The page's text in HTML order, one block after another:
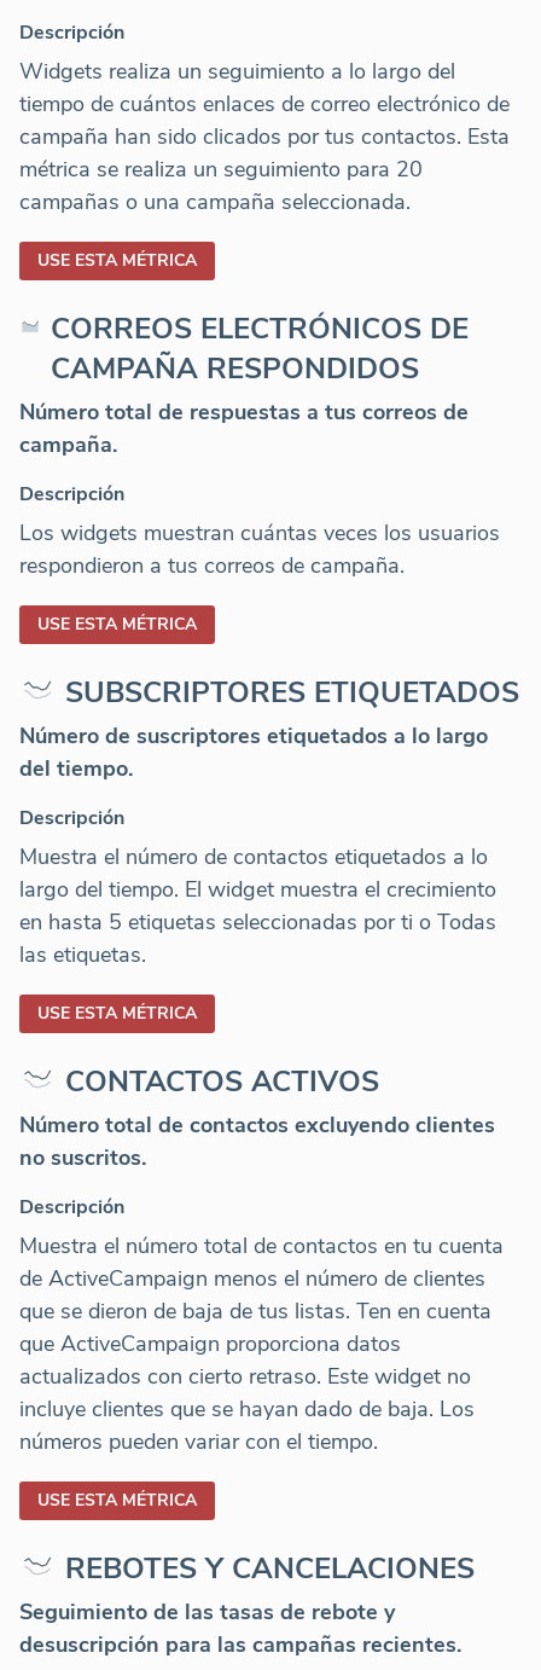
Descripción
Widgets realiza un seguimiento a lo largo del
tiempo de cuántos enlaces de correo electrónico de
campaña han sido clicados por tus contactos. Esta
métrica se realiza un seguimiento para 20
campañas o una campaña seleccionada.
USE ESTA MÉTRICA
CORREOS ELECTRÓNICOS DE
CAMPAÑA RESPONDIDOS
Número total de respuestas a tus correos de
campaña.
Descripción
Los widgets muestran cuántas veces los usuarios
respondieron a tus correos de campaña.
USE ESTA MÉTRICA
SUBSCRIPTORES ETIQUETADOS
Número de suscriptores etiquetados a lo largo
del tiempo.
Descripción
Muestra el número de contactos etiquetados a lo
largo del tiempo. El widget muestra el crecimiento
en hasta 5 etiquetas seleccionadas por ti o Todas
las etiquetas.
USE ESTA MÉTRICA
CONTACTOS ACTIVOS
Número total de contactos excluyendo clientes
no suscritos.
Descripción
Muestra el número total de contactos en tu cuenta
de ActiveCampaign menos el número de clientes
que se dieron de baja de tus listas. Ten en cuenta
que ActiveCampaign proporciona datos
actualizados con cierto retraso. Este widget no
incluye clientes que se hayan dado de baja. Los
números pueden variar con el tiempo.
USE ESTA MÉTRICA
REBOTES Y CANCELACIONES
Seguimiento de las tasas de rebote y
desuscripción para las campañas recientes.